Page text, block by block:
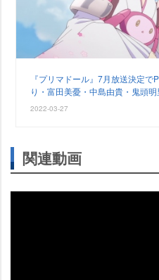
『プリマドール』7月放送決定
り・富田美憂・中島由貴・鬼頭明
2022-03-27
関連動画